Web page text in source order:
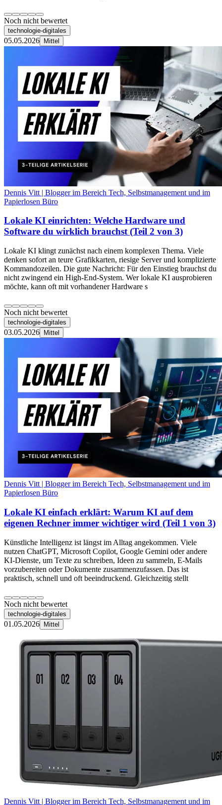
Noch nicht bewertet
technologie-digitales
05.05.2026 Mittel
Dennis Vitt | Blogger im Bereich Tech, Selbstmanagement und im
Papierlosen Büro
Lokale KI einrichten: Welche Hardware und
Software du wirklich brauchst (Teil 2 von 3)
Lokale KI klingt zunächst nach einem komplexen Thema. Viele
denken sofort an teure Grafikkarten, riesige Server und komplizierte
Kommandozeilen. Die gute Nachricht: Für den Einstieg brauchst du
nicht zwingend ein High-End-System. Wer lokale KI ausprobieren
möchte, kann oft mit vorhandener Hardware s
Noch nicht bewertet
technologie-digitales
03.05.2026 Mittel
Dennis Vitt | Blogger im Bereich Tech, Selbstmanagement und im
Papierlosen Büro
Lokale KI einfach erklärt: Warum KI auf dem
eigenen Rechner immer wichtiger wird (Teil 1 von 3)
Künstliche Intelligenz ist längst im Alltag angekommen. Viele
nutzen ChatGPT, Microsoft Copilot, Google Gemini oder andere
KI-Dienste, um Texte zu schreiben, Ideen zu sammeln, E-Mails
vorzubereiten oder Dokumente zusammenzufassen. Das ist
praktisch, schnell und oft beeindruckend. Gleichzeitig stellt
Noch nicht bewertet
technologie-digitales
01.05.2026 Mittel
Dennis Vitt | Blogger im Bereich Tech, Selbstmanagement und im